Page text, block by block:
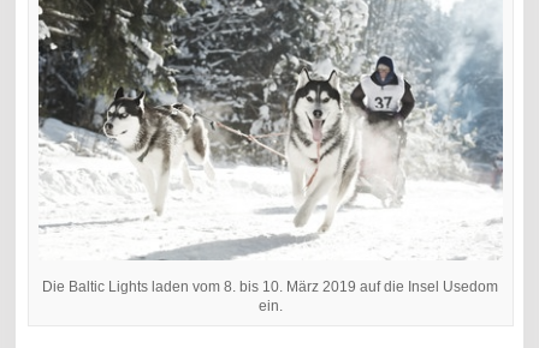
Die Baltic Lights laden vom 8. bis 10. März 2019 auf die Insel Usedom
ein.